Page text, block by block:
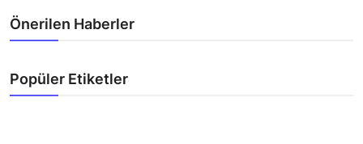
Önerilen Haberler
Popüler Etiketler